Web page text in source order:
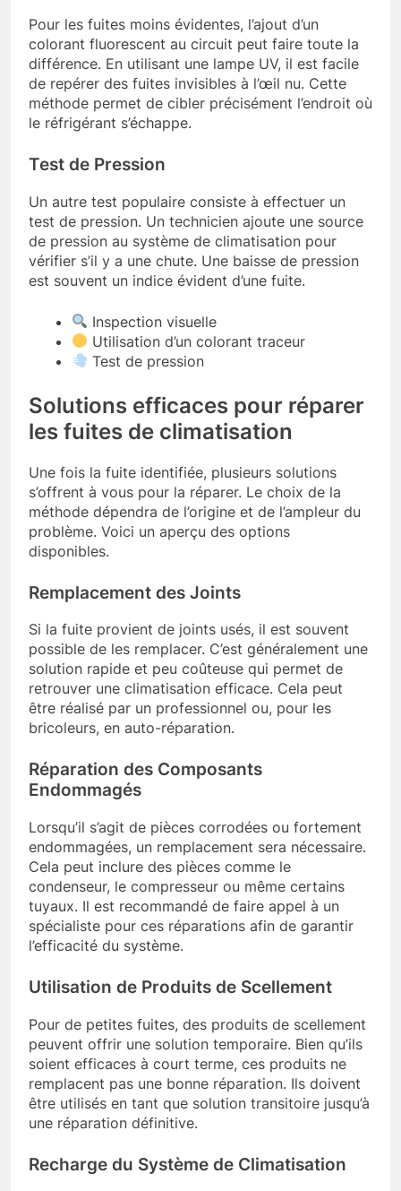
Pour les fuites moins évidentes, l’ajout d’un
colorant fluorescent au circuit peut faire toute la
différence. En utilisant une lampe UV, il est facile
de repérer des fuites invisibles à l’œil nu. Cette
méthode permet de cibler précisément l’endroit où
le réfrigérant s’échappe.
Test de Pression
Un autre test populaire consiste à effectuer un
test de pression. Un technicien ajoute une source
de pression au système de climatisation pour
vérifier s’il y a une chute. Une baisse de pression
est souvent un indice évident d’une fuite.
Inspection visuelle
Utilisation d’un colorant traceur
Test de pression
Solutions efficaces pour réparer
les fuites de climatisation
Une fois la fuite identifiée, plusieurs solutions
s’offrent à vous pour la réparer. Le choix de la
méthode dépendra de l’origine et de l’ampleur du
problème. Voici un aperçu des options
disponibles.
Remplacement des Joints
Si la fuite provient de joints usés, il est souvent
possible de les remplacer. C’est généralement une
solution rapide et peu coûteuse qui permet de
retrouver une climatisation efficace. Cela peut
être réalisé par un professionnel ou, pour les
bricoleurs, en auto-réparation.
Réparation des Composants
Endommagés
Lorsqu’il s’agit de pièces corrodées ou fortement
endommagées, un remplacement sera nécessaire.
Cela peut inclure des pièces comme le
condenseur, le compresseur ou même certains
tuyaux. Il est recommandé de faire appel à un
spécialiste pour ces réparations afin de garantir
l’efficacité du système.
Utilisation de Produits de Scellement
Pour de petites fuites, des produits de scellement
peuvent offrir une solution temporaire. Bien qu’ils
soient efficaces à court terme, ces produits ne
remplacent pas une bonne réparation. Ils doivent
être utilisés en tant que solution transitoire jusqu’à
une réparation définitive.
Recharge du Système de Climatisation